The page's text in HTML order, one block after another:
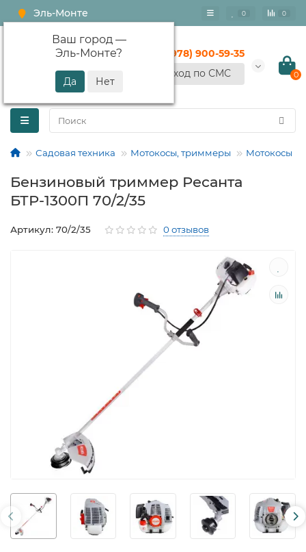
Эль-Монте
Ваш город —
Эль-Монте?
0 0
+7 (978) 900-59-35
Вход по СМС
0
Садовая техника Мотокосы, триммеры Мотокосы
Бензиновый триммер Ресанта
БТР-1300П 70/2/35
Артикул: 70/2/35 0 отзывов